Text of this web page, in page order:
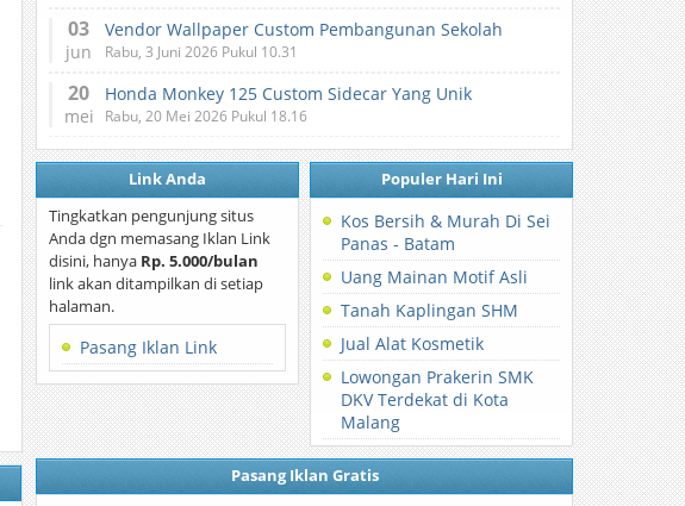
03
jun
Vendor Wallpaper Custom Pembangunan Sekolah
Rabu, 3 Juni 2026 Pukul 10.31
20
mei
Honda Monkey 125 Custom Sidecar Yang Unik
Rabu, 20 Mei 2026 Pukul 18.16
Link Anda
Tingkatkan pengunjung situs
Anda dgn memasang Iklan Link
disini, hanya Rp. 5.000/bulan
link akan ditampilkan di setiap
halaman.
Pasang Iklan Link
Populer Hari Ini
Kos Bersih & Murah Di Sei
Panas - Batam
Uang Mainan Motif Asli
Tanah Kaplingan SHM
Jual Alat Kosmetik
Lowongan Prakerin SMK
DKV Terdekat di Kota
Malang
Pasang Iklan Gratis